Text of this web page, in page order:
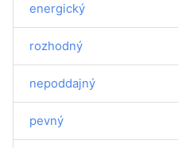
energický
rozhodný
nepoddajný
pevný